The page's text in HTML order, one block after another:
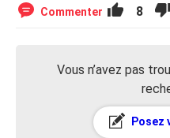
Commenter 8
Vous n’avez pas
Posez